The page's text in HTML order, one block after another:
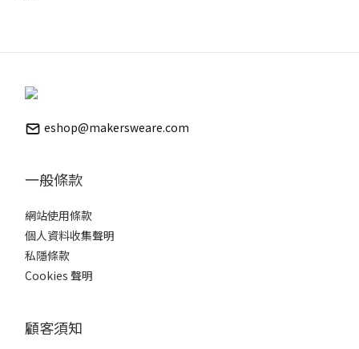
eshop@makersweare.com
一般條款
網站使用條款
個人資料收集聲明
私隱條款
Cookies 聲明
顧客須知